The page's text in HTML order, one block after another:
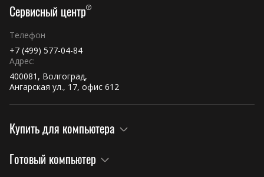
Сервисный центр
Телефон
+7 (499) 577-04-84
Адрес:
400081, Волгоград,
Ангарская ул., 17, офис 612
Купить для компьютера
Готовый компьютер